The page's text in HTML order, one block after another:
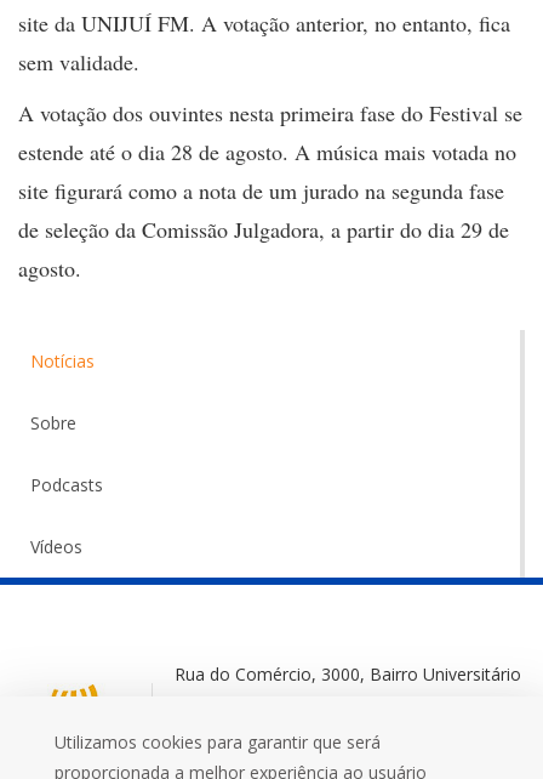
site da UNIJUÍ FM. A votação anterior, no entanto, fica
sem validade.
A votação dos ouvintes nesta primeira fase do Festival se
estende até o dia 28 de agosto. A música mais votada no
site figurará como a nota de um jurado na segunda fase
de seleção da Comissão Julgadora, a partir do dia 29 de
agosto.
Notícias
Sobre
Podcasts
Vídeos
Rua do Comércio, 3000, Bairro Universitário
+55 (55) 3332 0572
Utilizamos cookies para garantir que será
proporcionada a melhor experiência ao usuário